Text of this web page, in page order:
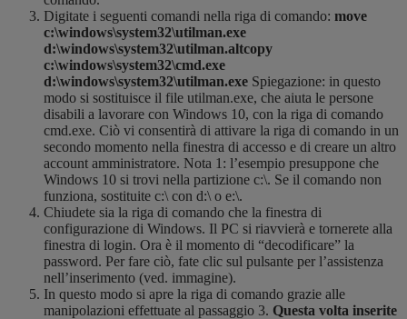
Digitate i seguenti comandi nella riga di comando: move
c:\windows\system32\utilman.exe
d:\windows\system32\utilman.altcopy
c:\windows\system32\cmd.exe
d:\windows\system32\utilman.exe Spiegazione: in questo
modo si sostituisce il file utilman.exe, che aiuta le persone
disabili a lavorare con Windows 10, con la riga di comando
cmd.exe. Ciò vi consentirà di attivare la riga di comando in un
secondo momento nella finestra di accesso e di creare un altro
account amministratore. Nota 1: l’esempio presuppone che
Windows 10 si trovi nella partizione c:\. Se il comando non
funziona, sostituite c:\ con d:\ o e:\.
Chiudete sia la riga di comando che la finestra di
configurazione di Windows. Il PC si riavvierà e tornerete alla
finestra di login. Ora è il momento di “decodificare” la
password. Per fare ciò, fate clic sul pulsante per l’assistenza
nell’inserimento (ved. immagine).
In questo modo si apre la riga di comando grazie alle
manipolazioni effettuate al passaggio 3. Questa volta inserite